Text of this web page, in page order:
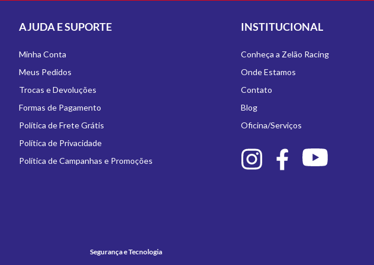
AJUDA E SUPORTE
Minha Conta
Meus Pedidos
Trocas e Devoluções
Formas de Pagamento
Política de Frete Grátis
Política de Privacidade
Política de Campanhas e Promoções
INSTITUCIONAL
Conheça a Zelão Racing
Onde Estamos
Contato
Blog
Oficina/Serviços
Segurança e Tecnologia